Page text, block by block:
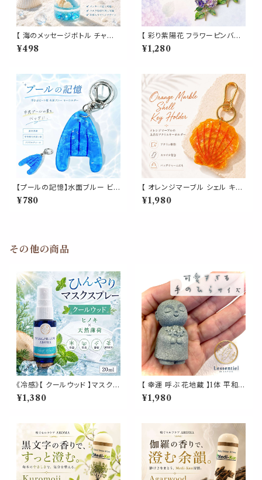
【 海のメッセージボトル チャー
ム 】 ミニガラスボトル シェル 巻
紙入り マリンモチーフ 小瓶 ハ
プレゼント
¥498
【 彩り紫陽花 フラワーピンバッ
ジ 4色セット 】あじさい アジサ
イ アナベル 花 ピンズ ブローチ
ジャケット 梅雨 夏 フラワーモチ
ーフ
¥1,280
【プールの記憶】水面ブルー ビ
ート板 キーホルダー｜市民プー
ルの夏 青春 学生時代 スイミン
¥780
【 オレンジマーブル シェル キー
ホルダー 】 バッグチャーム アク
リル ゴールド金具 カラビナ付き
¥1,980
その他の商品
《冷感》【 クールウッド 】マスク
& ピロー アロマ 20ml｜ヒノキ
ヒバ 天然薄荷 夏 ひんやり 涼し
帯用 ギフト プレゼント
¥1,380
【 幸運 呼ぶ 花地蔵 】1体 平和
花束 家族 健康 愛 願う 天然石
樹脂 受付 デスク 手 サイズ 自
¥1,980